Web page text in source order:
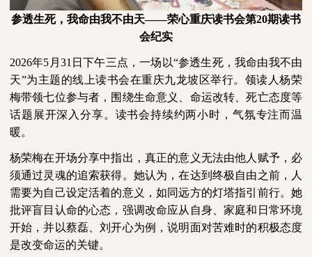
参透生死，我命由我不由天——荣心重庆读书会第20期读书
会纪实
2026年5 月 31 日下午三点，一场以“参透生死，我命由我不由
天”为主题的线上读书会在重庆九龙坡区举行。领读人杨荣
梅带领七位参与者，围绕生命意义、命运改转、死亡态度等
话题展开深入分享。读书会持续约两小时，气氛专注而温
暖。
杨荣梅在开场分享中指出，真正的意义无法由他人赋予，必
须通过灵魂的追索获得。她认为，在达到终极自由之前，人
需要为自己设定活着的意义，如同远方的灯塔指引前行。她
批评盲目认命的心态，强调改命应从自身、家庭和日常环境
开始，并以蔡磊、刘开心为例，说明面对苦难时的积极态度
是改变命运的关键。